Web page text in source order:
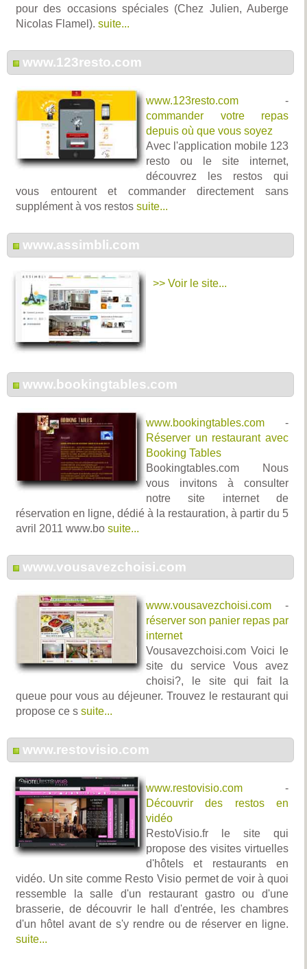
pour des occasions spéciales (Chez Julien, Auberge
Nicolas Flamel). suite...
www.123resto.com
www.123resto.com -
commander votre repas
depuis où que vous soyez
Avec l'application mobile 123
resto ou le site internet,
découvrez les restos qui
vous entourent et commander directement sans
supplément à vos restos suite...
www.assimbli.com
>> Voir le site...
www.bookingtables.com
www.bookingtables.com -
Réserver un restaurant avec
Booking Tables
Bookingtables.com Nous
vous invitons à consulter
notre site internet de
réservation en ligne, dédié à la restauration, à partir du 5
avril 2011 www.bo suite...
www.vousavezchoisi.com
www.vousavezchoisi.com -
réserver son panier repas par
internet
Vousavezchoisi.com Voici le
site du service Vous avez
choisi?, le site qui fait la
queue pour vous au déjeuner. Trouvez le restaurant qui
propose ce s suite...
www.restovisio.com
www.restovisio.com -
Découvrir des restos en
vidéo
RestoVisio.fr le site qui
propose des visites virtuelles
d'hôtels et restaurants en
vidéo. Un site comme Resto Visio permet de voir à quoi
ressemble la salle d'un restaurant gastro ou d'une
brasserie, de découvrir le hall d'entrée, les chambres
d'un hôtel avant de s'y rendre ou de réserver en ligne.
suite...